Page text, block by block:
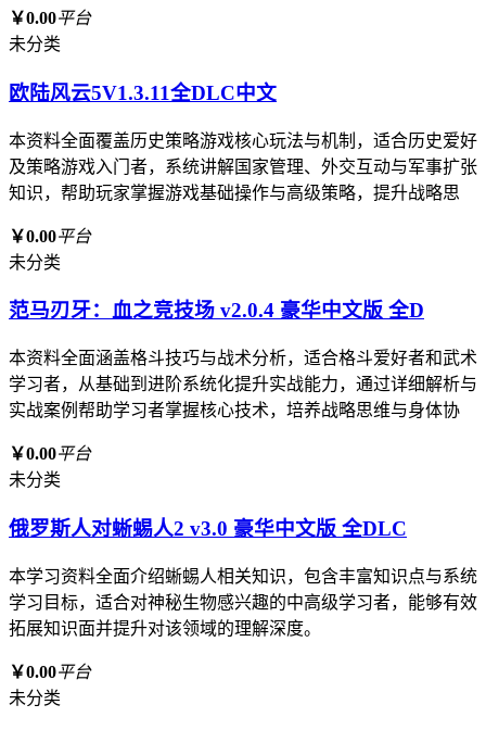
￥0.00平台
未分类
欧陆风云5V1.3.11全DLC中文
本资料全面覆盖历史策略游戏核心玩法与机制，适合历史爱好
及策略游戏入门者，系统讲解国家管理、外交互动与军事扩张
知识，帮助玩家掌握游戏基础操作与高级策略，提升战略思
￥0.00平台
未分类
范马刃牙：血之竞技场 v2.0.4 豪华中文版 全D
本资料全面涵盖格斗技巧与战术分析，适合格斗爱好者和武术
学习者，从基础到进阶系统化提升实战能力，通过详细解析与
实战案例帮助学习者掌握核心技术，培养战略思维与身体协
￥0.00平台
未分类
俄罗斯人对蜥蜴人2 v3.0 豪华中文版 全DLC
本学习资料全面介绍蜥蜴人相关知识，包含丰富知识点与系统
学习目标，适合对神秘生物感兴趣的中高级学习者，能够有效
拓展知识面并提升对该领域的理解深度。
￥0.00平台
未分类